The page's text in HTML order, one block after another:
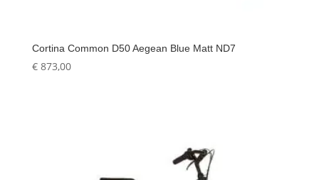
Cortina Common D50 Aegean Blue Matt ND7
€873,00